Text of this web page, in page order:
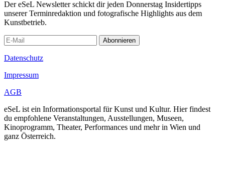
Der eSeL Newsletter schickt dir jeden Donnerstag Insidertipps
unserer Terminredaktion und fotografische Highlights aus dem
Kunstbetrieb.
Abonnieren
Datenschutz
Impressum
AGB
eSeL ist ein Informationsportal für Kunst und Kultur. Hier findest
du empfohlene Veranstaltungen, Ausstellungen, Museen,
Kinoprogramm, Theater, Performances und mehr in Wien und
ganz Österreich.